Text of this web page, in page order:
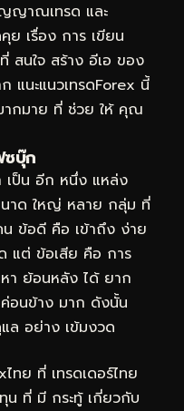
ญาณเทรด และ
ย เรื่อง การ เขียน
สนใจ สร้าง อีเอ ของ
แนะแนวเทรดForex นี้
ากมาย ที่ ช่วย ให้ คุณ
ซบุ๊ก
เป็น อีก หนึ่ง แหล่ง
าด ใหญ่ หลาย กลุ่ม ที่
ข้อดี คือ เข้าถึง ง่าย
แต่ ข้อเสีย คือ การ
า ย้อนหลัง ได้ ยาก
อนข้าง มาก ดังนั้น
ล อย่าง เข้มงวด
ทย ที่ เทรดเดอร์ไทย
น ที่ มี กระทู้ เกี่ยวกับ